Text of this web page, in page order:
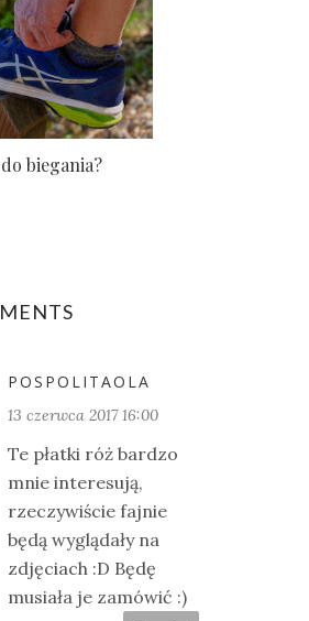
biegania?
POSPOLITAOLA
13 czerwca 2017 16:00
Te płatki róż bardzo
mnie interesują,
rzeczywiście fajnie
będą wyglądały na
zdjęciach :D Będę
musiała je zamówić :)